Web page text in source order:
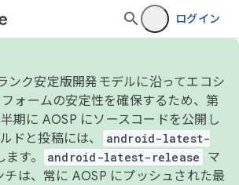
ログイン
ンク安定版開発モデルに沿ってエコシ
ォームの安定性を確保するため、第
期に AOSP にソースコードを公開し
ドと投稿には、
android-latest-
す。 android-latest-release
マ
は、常に AOSP にプッシュされた最